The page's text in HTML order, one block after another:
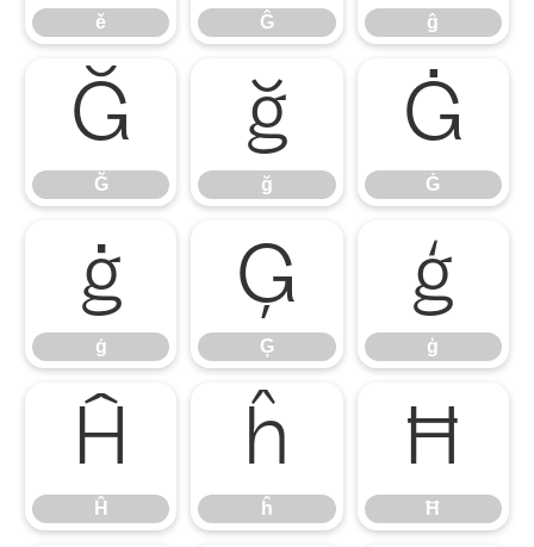
ě Ĝ ĝ
Ğ
Ğ
ğ
ğ
Ġ
Ġ
ġ
ġ
Ģ
Ģ
ģ
ģ
Ĥ
Ĥ
ĥ
ĥ
Ħ
Ħ